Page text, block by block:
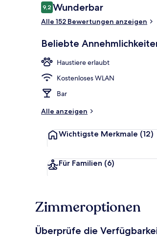
Bewertungen
9,29,2 von 10.
Wunderbar
Alle 152 Bewertungen anzeigen
Beliebte
Haustiere erlaubt
Kostenloses WLAN
Bar
Alle anzeigen
Wichtigste Merkmale (12)
Für Familien (6)
Zimmeroptionen
Überprüfe die